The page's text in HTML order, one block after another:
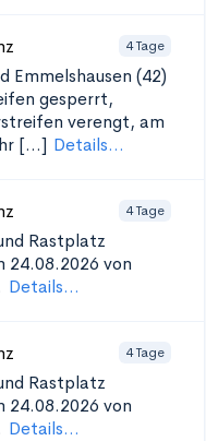
4 Tage
Emmelshausen (42)
gesperrt,
verengt, am
[...] Details...
4 Tage
Rastplatz
24.08.2026 von
Details...
4 Tage
Rastplatz
24.08.2026 von
Details...